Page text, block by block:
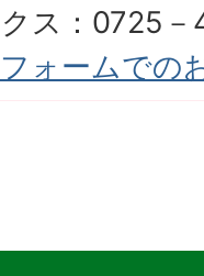
ス：0725－
ォームでの